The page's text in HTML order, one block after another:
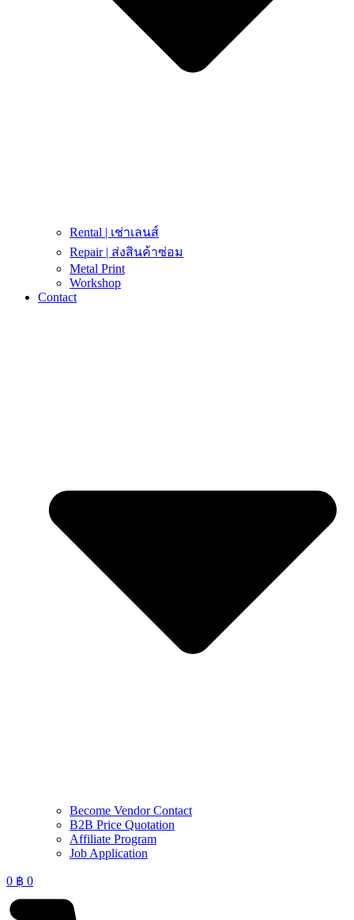
Rental | เช่าเลนส์
Repair | ส่งสินค้าซ่อม
Metal Print
Workshop
Contact
Become Vendor Contact
B2B Price Quotation
Affiliate Program
Job Application
0 ฿ 0